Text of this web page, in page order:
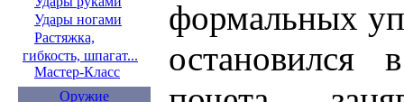
Удары ногами
Растяжка,
гибкость, шпагат...
Мастер-Класс
Оружие
формальных
остановился